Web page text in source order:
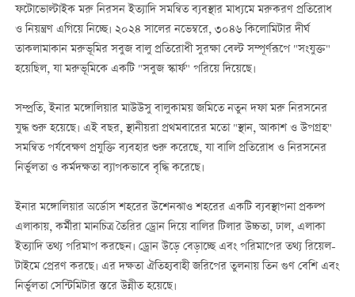
ফটোভোল্টাইক মরু নিরসন ইত্যাদি সমন্বিত ব্যবস্থার মাধ্যমে মরুকরণ প্রতিরোধ
ও নিয়ন্ত্রণ এগিয়ে নিচ্ছে। ২০২৪ সালের নভেম্বরে, ৩০৪৬ কিলোমিটার দীর্ঘ
তাকলামাকান মরুভূমির সবুজ বালু প্রতিরোধী সুরক্ষা বেল্ট সম্পূর্ণরূপে "সংযুক্ত"
হয়েছিল, যা মরুভূমিকে একটি "সবুজ স্কার্ফ" পরিয়ে দিয়েছে।
সম্প্রতি, ইনার মঙ্গোলিয়ার মাউউসু বালুকাময় জমিতে নতুন দফা মরু নিরসনের
যুদ্ধ শুরু হয়েছে। এই বছর, স্থানীয়রা প্রথমবারের মতো "স্থান, আকাশ ও উপগ্রহ"
সমন্বিত পর্যবেক্ষণ প্রযুক্তি ব্যবহার শুরু করেছে, যা বালি প্রতিরোধ ও নিরসনের
নির্ভুলতা ও কর্মদক্ষতা ব্যাপকভাবে বৃদ্ধি করেছে।
ইনার মঙ্গোলিয়ার অর্ডোস শহরের উশেনঝাও শহরের একটি ব্যবস্থাপনা প্রকল্প
এলাকায়, কর্মীরা মানচিত্র তৈরির ড্রোন দিয়ে বালির টিলার উচ্চতা, ঢাল, এলাকা
ইত্যাদি তথ্য পরিমাপ করছেন। ড্রোন উড়ে বেড়াচ্ছে এবং পরিমাপের তথ্য রিয়েল-
টাইমে প্রেরণ করছে। এর দক্ষতা ঐতিহ্যবাহী জরিপের তুলনায় তিন গুণ বেশি এবং
নির্ভুলতা সেন্টিমিটার স্তরে উন্নীত হয়েছে।